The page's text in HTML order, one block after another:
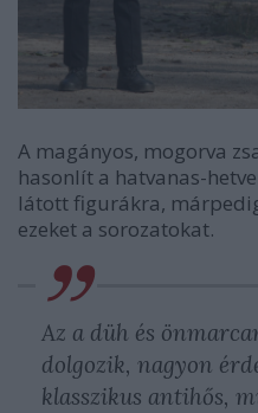
A magányos, mogorva
hasonlít a hatvanas-
látott figurákra,
ezeket a sorozatokat.
Az a düh és
dolgozik, nagyon
klasszikus antihős,